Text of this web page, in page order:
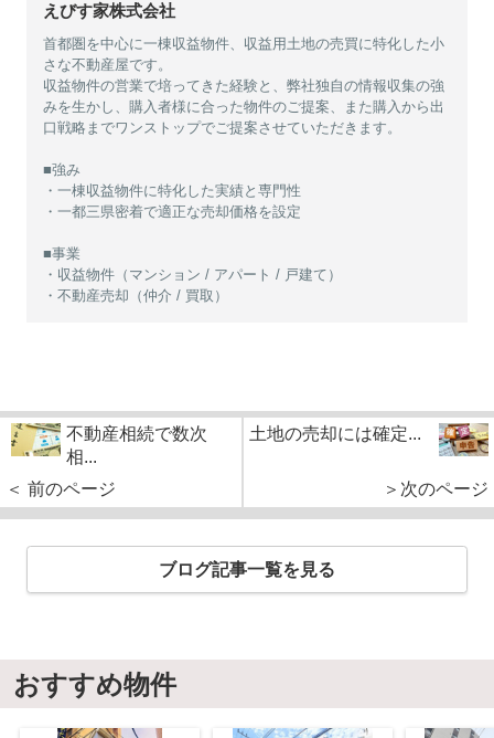
えびす家株式会社
首都圏を中心に一棟収益物件、収益用土地の売買に特化した小
さな不動産屋です。
収益物件の営業で培ってきた経験と、弊社独自の情報収集の強
みを生かし、購入者様に合った物件のご提案、また購入から出
口戦略までワンストップでご提案させていただきます。
■強み
・一棟収益物件に特化した実績と専門性
・一都三県密着で適正な売却価格を設定
■事業
・収益物件（マンション / アパート / 戸建て）
・不動産売却（仲介 / 買取）
不動産相続で数次
相...
＜ 前のページ
土地の売却には確定...
＞次のページ
ブログ記事一覧を見る
おすすめ物件